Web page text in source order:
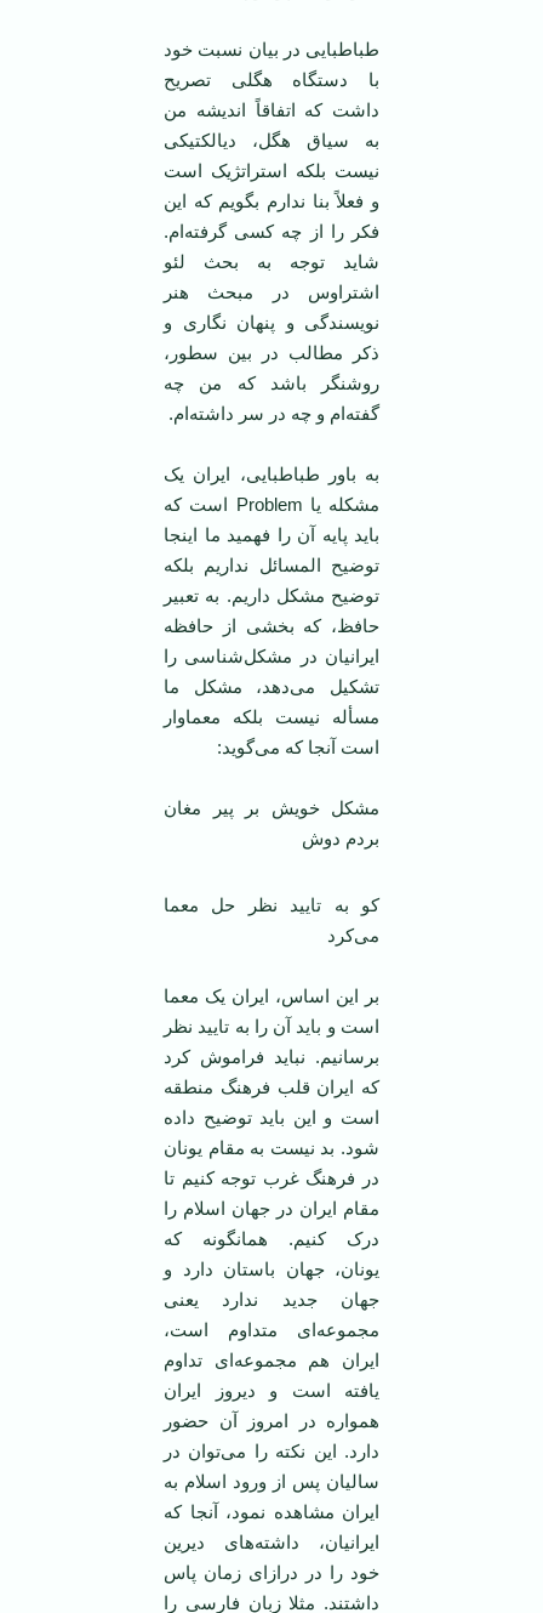
طباطبایی در بیان نسبت خود
با دستگاه هگلی تصریح
داشت که اتفاقاً اندیشه من
به سیاق هگل، دیالکتیکی
نیست بلکه استراتژیک است
و فعلاً بنا ندارم بگویم که این
فکر را از چه کسی گرفته‌ام.
شاید توجه به بحث لئو
اشتراوس در مبحث هنر
نویسندگی و پنهان نگاری و
ذکر مطالب در بین سطور،
روشنگر باشد که من چه
گفته‌ام و چه در سر داشته‌ام.
به باور طباطبایی، ایران یک
مشکله یا Problem است که
باید پایه آن را فهمید ما اینجا
توضیح المسائل نداریم بلکه
توضیح مشکل داریم. به تعبیر
حافظ، که بخشی از حافظه
ایرانیان در مشکل‌شناسی را
تشکیل می‌دهد، مشکل ما
مسأله نیست بلکه معماوار
است آنجا که می‌گوید:
مشکل خویش بر پیر مغان
بردم دوش
کو به تایید نظر حل معما
می‌کرد
بر این اساس، ایران یک معما
است و باید آن را به تایید نظر
برسانیم. نباید فراموش کرد
که ایران قلب فرهنگ منطقه
است و این باید توضیح داده
شود. بد نیست به مقام یونان
در فرهنگ غرب توجه کنیم تا
مقام ایران در جهان اسلام را
درک کنیم. همانگونه که
یونان، جهان باستان دارد و
جهان جدید ندارد یعنی
مجموعه‌ای متداوم است،
ایران هم مجموعه‌ای تداوم
یافته است و دیروز ایران
همواره در امروز آن حضور
دارد. این نکته را می‌توان در
سالیان پس از ورود اسلام به
ایران مشاهده نمود، آنجا که
ایرانیان، داشته‌های دیرین
خود را در درازای زمان پاس
داشتند. مثلا زبان فارسی را